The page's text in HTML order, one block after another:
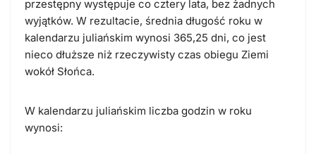
przestępny występuje co cztery lata, bez żadnych
wyjątków. W rezultacie, średnia długość roku w
kalendarzu juliańskim wynosi 365,25 dni, co jest
nieco dłuższe niż rzeczywisty czas obiegu Ziemi
wokół Słońca.
W kalendarzu juliańskim liczba godzin w roku
wynosi: